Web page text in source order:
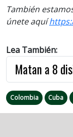
También
únete aquí
Lea También:
Matan a 8
Colombia Cuba